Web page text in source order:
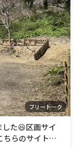
フリートーク
した😆区画サイ
らのサイトは